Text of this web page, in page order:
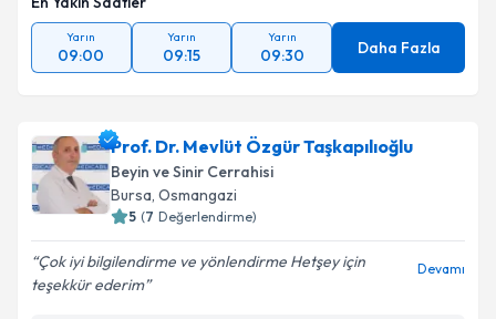
Yarın
09:00
Yarın
09:15
Yarın
09:30 Daha Fazla
Prof. Dr. Mevlüt Özgür Taşkapılıoğlu
Beyin ve Sinir Cerrahisi
Bursa, Osmangazi
5 (7 Değerlendirme)
Çok iyi bilgilendirme ve yönlendirme Hetşey için
teşekkür ederim
Devamı